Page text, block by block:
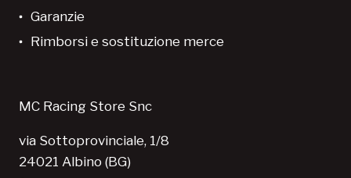
Garanzie
Rimborsi e sostituzione merce
MC Racing Store Snc
via Sottoprovinciale, 1/8
24021 Albino (BG)